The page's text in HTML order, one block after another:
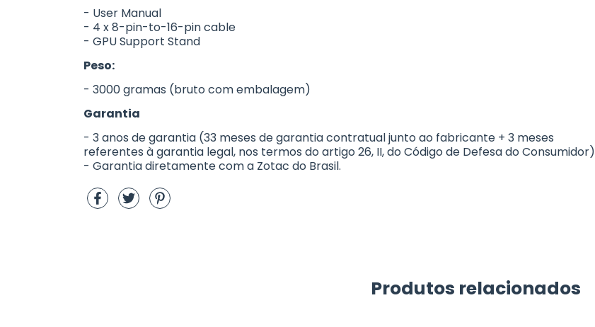
- User Manual
- 4 x 8-pin-to-16-pin cable
- GPU Support Stand
Peso:
- 3000 gramas (bruto com embalagem)
Garantia
- 3 anos de garantia (33 meses de garantia contratual junto ao fabricante + 3 meses
referentes à garantia legal, nos termos do artigo 26, II, do Código de Defesa do Consumidor)
- Garantia diretamente com a Zotac do Brasil.
Produtos relacionados